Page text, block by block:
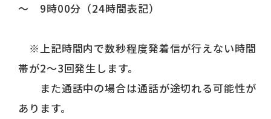
～ 9時00分（24時間表記）
※上記時間内で数秒程度発着信が行えない時間
帯が2～3回発生します。
また通話中の場合は通話が途切れる可能性が
あります。